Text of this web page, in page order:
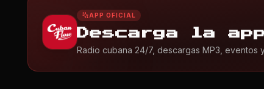
APP OFICIAL
Descarga la
Radio cubana 24/7, descargas MP3,